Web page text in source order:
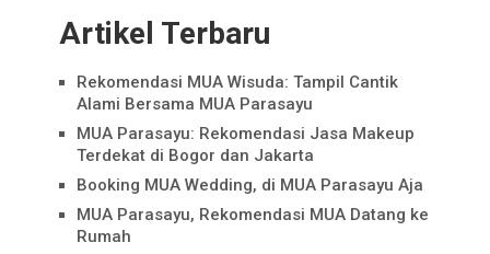
Artikel Terbaru
Rekomendasi MUA Wisuda: Tampil Cantik
Alami Bersama MUA Parasayu
MUA Parasayu: Rekomendasi Jasa Makeup
Terdekat di Bogor dan Jakarta
Booking MUA Wedding, di MUA Parasayu Aja
MUA Parasayu, Rekomendasi MUA Datang ke
Rumah